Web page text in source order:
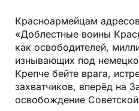
Красноармейцам
«Доблестные воины
как освободителей,
изнывающих под
Крепче бейте врага,
захватчиков, вперёд на
освобождение